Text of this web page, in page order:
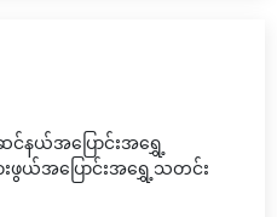
နယ်အပြောင်းအရွှေ့
ဖွယ်အပြောင်းအရွှေ့သတင်း